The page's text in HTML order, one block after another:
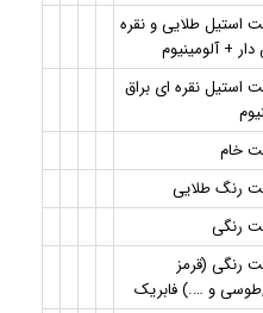
استیل طلایی و نقره
+ آلومینیوم
استیل نقره ای براق
خام
رنگ طلایی
رنگی
رنگی (قرمز
و ….) فابریک